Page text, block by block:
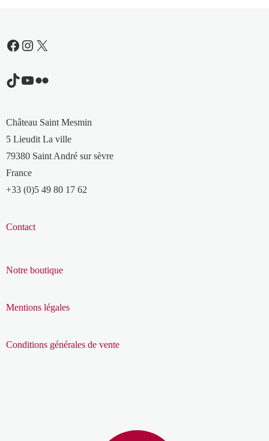
Facebook
Instagram
X
TikTok
YouTube
Flickr
Château Saint Mesmin
5 Lieudit La ville
79380 Saint André sur sèvre
France
+33 (0)5 49 80 17 62
Contact
Notre boutique
Mentions légales
Conditions générales de vente